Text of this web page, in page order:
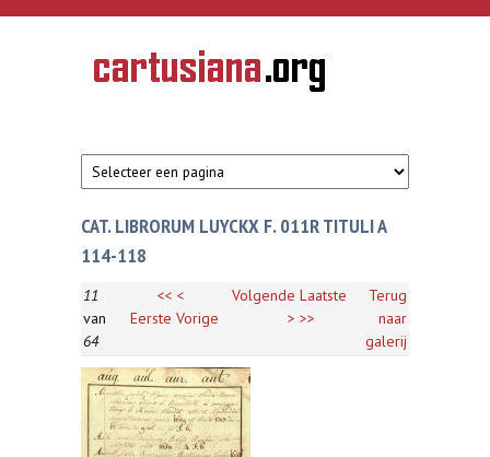
Overslaan en naar de inhoud gaan
CARTUSIANA
Geschiedenis
van de
CAT. LIBRORUM LUYCKX F. 011R TITULI A
114-118
11
van
64
<<
Eerste
<
Vorige
Volgende
>
Laatste
>>
Terug
naar
galerij